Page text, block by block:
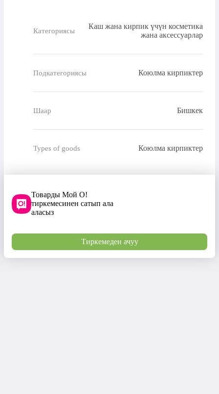
Категориясы
Каш жана кирпик үчүн косметика
жана аксессуарлар
Подкатегориясы Коюлма кирпиктер
Шаар Бишкек
Types of goods Коюлма кирпиктер
Товарды Мой О!
тиркемесинен сатып ала
аласыз
Тиркемеден ачуу